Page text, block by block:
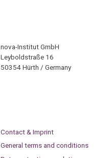
nova-Institut GmbH
Leyboldstraße 16
50354 Hürth / Germany
Contact & Imprint
General terms and conditions